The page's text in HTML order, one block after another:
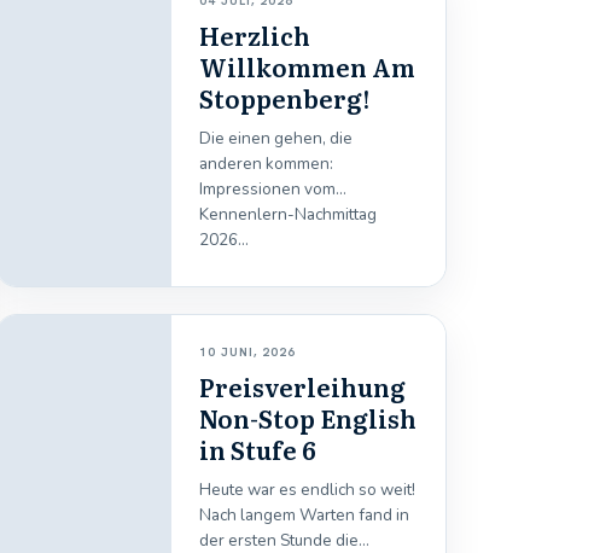
Herzlich
Willkommen Am
Stoppenberg!
Die einen gehen, die
anderen kommen:
Impressionen vom
Kennenlern-Nachmittag
2026...
Preisverleihung
Non-Stop English
in Stufe 6
Heute war es endlich so weit!
Nach langem Warten fand in
der ersten Stunde die
10 JUNI, 2026